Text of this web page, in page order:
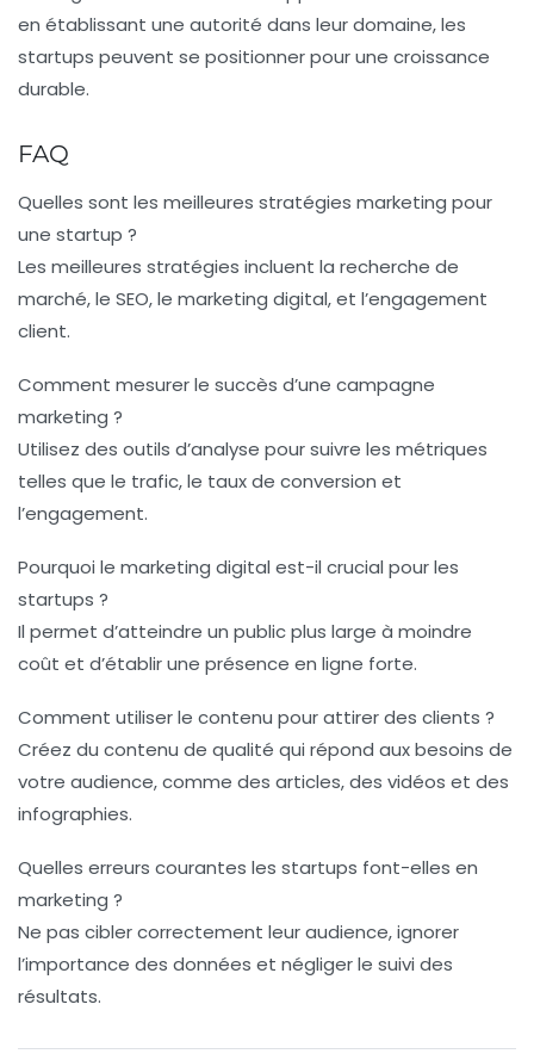
en établissant une autorité dans leur domaine, les
startups peuvent se positionner pour une croissance
durable.
FAQ
Quelles sont les meilleures stratégies marketing pour
une startup ?
Les meilleures stratégies incluent la recherche de
marché, le SEO, le marketing digital, et l’engagement
client.
Comment mesurer le succès d’une campagne
marketing ?
Utilisez des outils d’analyse pour suivre les métriques
telles que le trafic, le taux de conversion et
l’engagement.
Pourquoi le marketing digital est-il crucial pour les
startups ?
Il permet d’atteindre un public plus large à moindre
coût et d’établir une présence en ligne forte.
Comment utiliser le contenu pour attirer des clients ?
Créez du contenu de qualité qui répond aux besoins de
votre audience, comme des articles, des vidéos et des
infographies.
Quelles erreurs courantes les startups font-elles en
marketing ?
Ne pas cibler correctement leur audience, ignorer
l’importance des données et négliger le suivi des
résultats.